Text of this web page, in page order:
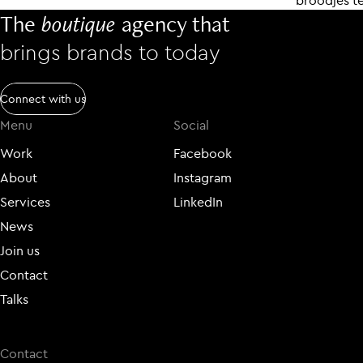
The boutique agency that
brings brands to today
Connect with us
Menu
Work
About
Services
News
Join us
Contact
Talks
Social
Facebook
Instagram
LinkedIn
Contact